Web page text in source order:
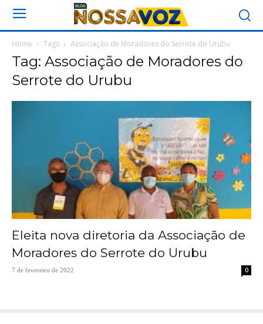
Home Tags Associação de Moradores do Serrote do Urubu
Tag: Associação de Moradores do
Serrote do Urubu
Eleita nova diretoria da Associação de
Moradores do Serrote do Urubu
7 de fevereiro de 2022 0